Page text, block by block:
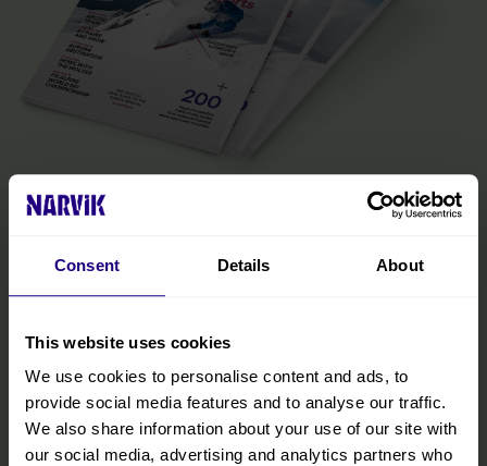
Consent Details About
This website uses cookies
We use cookies to personalise content and ads, to
provide social media features and to analyse our traffic.
We also share information about your use of our site with
our social media, advertising and analytics partners who
Den offisielle Narvik-guiden
fjord til fjell og alt i mellom. Her finner du den praktiske
informasjonen du trenger for å få mest mulig ut av besøket ditt,
opplevelser og aktiviteter innenfor alle årstider. Vi har inkludert
skjulte perler på Nordnorge-ferien.
LES MER